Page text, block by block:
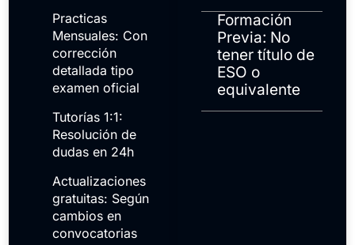
Practicas
Mensuales: Con
corrección
detallada tipo
examen oficial
Tutorías 1:1:
Resolución de
dudas en 24h
Actualizaciones
gratuitas: Según
cambios en
convocatorias
Formación
Previa: No
tener título de
ESO o
equivalente